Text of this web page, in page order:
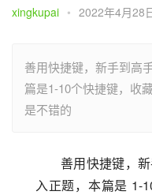
xingkupai • 2022年4月28
善用快捷键，新手到高
篇是1-10个快捷键，收
是不错的
善用快捷键，
入正题，本篇是 1-